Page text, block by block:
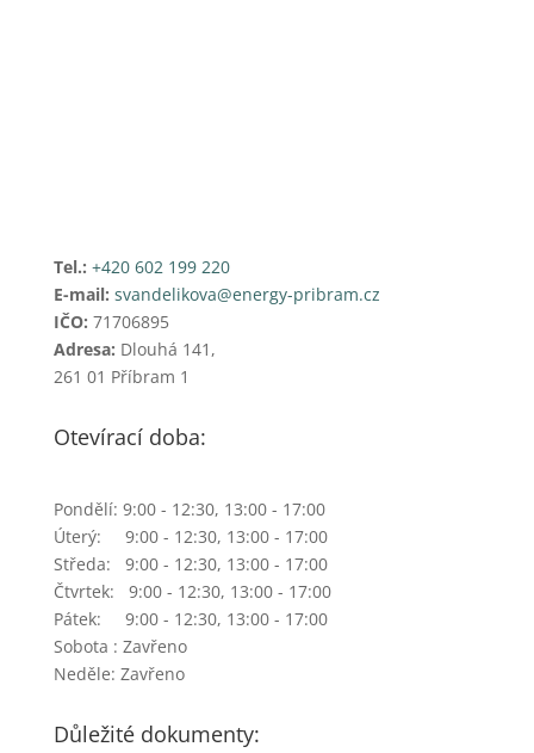
Tel.: +420 602 199 220
E-mail: svandelikova@energy-pribram.cz
IČO: 71706895
Adresa: Dlouhá 141,
261 01 Příbram 1
Otevírací doba:
Pondělí: 9:00 - 12:30, 13:00 - 17:00
Úterý: 9:00 - 12:30, 13:00 - 17:00
Středa: 9:00 - 12:30, 13:00 - 17:00
Čtvrtek: 9:00 - 12:30, 13:00 - 17:00
Pátek: 9:00 - 12:30, 13:00 - 17:00
Sobota : Zavřeno
Neděle: Zavřeno
Důležité dokumenty: